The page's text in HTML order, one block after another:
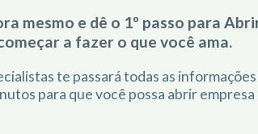
mesmo e dê o 1º passo para
a fazer o que você ama.
te passará todas as
para que você possa abrir empresa